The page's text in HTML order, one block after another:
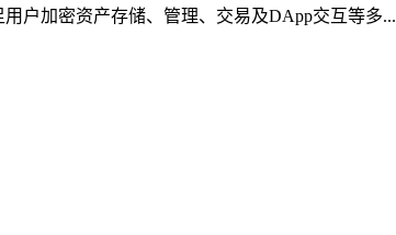
户加密资产存储、管理、交易及DApp交互等多...